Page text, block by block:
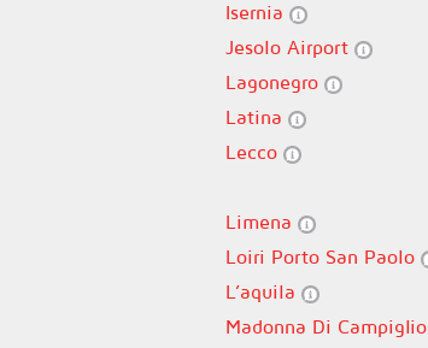
Isernia
Jesolo Airport
Lagonegro
Latina
Lecco
Limena
Loiri Porto San Paolo
L’aquila
Madonna Di Campiglio